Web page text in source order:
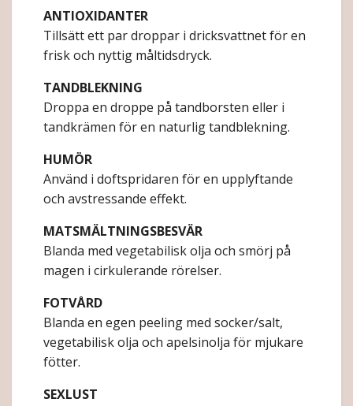
ANTIOXIDANTER
Tillsätt ett par droppar i dricksvattnet för en
frisk och nyttig måltidsdryck.
TANDBLEKNING
Droppa en droppe på tandborsten eller i
tandkrämen för en naturlig tandblekning.
HUMÖR
Använd i doftspridaren för en upplyftande
och avstressande effekt.
MATSMÄLTNINGSBESVÄR
Blanda med vegetabilisk olja och smörj på
magen i cirkulerande rörelser.
FOTVÅRD
Blanda en egen peeling med socker/salt,
vegetabilisk olja och apelsinolja för mjukare
fötter.
SEXLUST